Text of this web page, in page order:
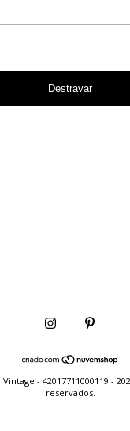
Destravar
- 42017711000119 -
reservados.